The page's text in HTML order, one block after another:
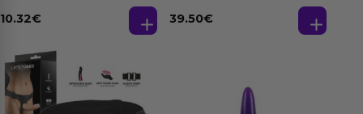
10.32€
Natural
39.50€